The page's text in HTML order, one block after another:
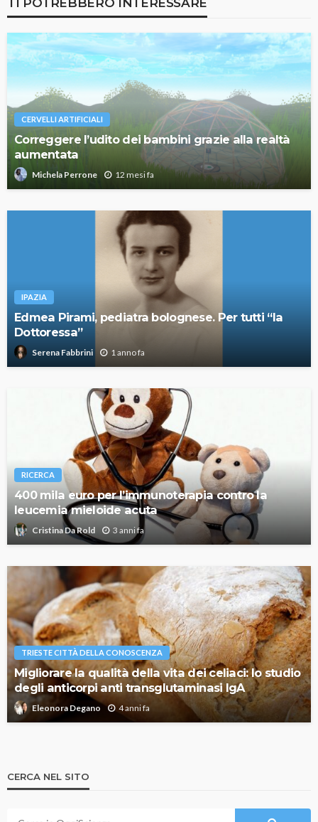
CERVELLI ARTIFICIALI
Correggere l’udito dei bambini grazie alla realtà
aumentata
Michela Perrone 12 mesi fa
IPAZIA
Edmea Pirami, pediatra bolognese. Per tutti “la
Dottoressa”
Serena Fabbrini 1 anno fa
RICERCA
400 mila euro per l’immunoterapia contro la
leucemia mieloide acuta
Cristina Da Rold 3 anni fa
TRIESTE CITTÀ DELLA CONOSCENZA
Migliorare la qualità della vita dei celiaci: lo studio
degli anticorpi anti transglutaminasi IgA
Eleonora Degano 4 anni fa
CERCA NEL SITO